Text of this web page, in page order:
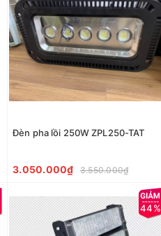
Đèn pha lồi 250W ZPL250-TAT
3.050.000₫ 3.550.000₫
44%